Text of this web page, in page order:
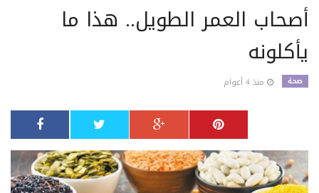
أصحاب العمر الطويل.. هذا ما
يأكلونه
صحة منذ 4 أعوام